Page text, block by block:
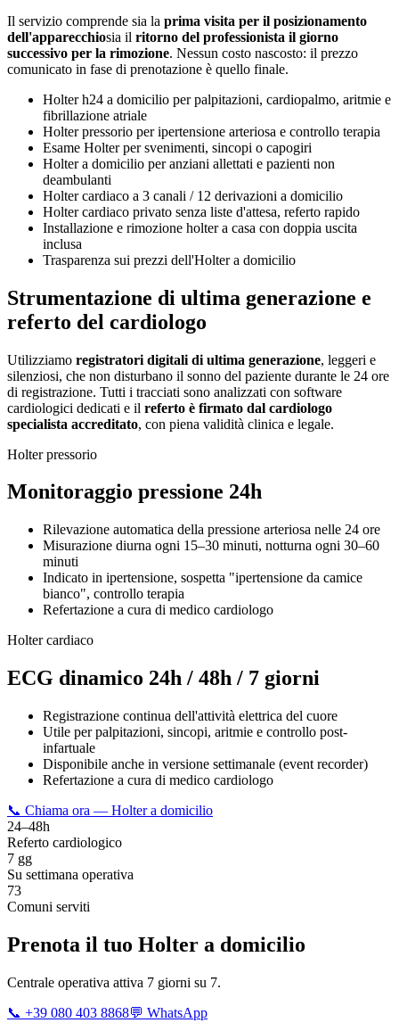
Il servizio comprende sia la prima visita per il posizionamento
dell'apparecchiosia il ritorno del professionista il giorno
successivo per la rimozione. Nessun costo nascosto: il prezzo
comunicato in fase di prenotazione è quello finale.
Holter h24 a domicilio per palpitazioni, cardiopalmo, aritmie e
fibrillazione atriale
Holter pressorio per ipertensione arteriosa e controllo terapia
Esame Holter per svenimenti, sincopi o capogiri
Holter a domicilio per anziani allettati e pazienti non
deambulanti
Holter cardiaco a 3 canali / 12 derivazioni a domicilio
Holter cardiaco privato senza liste d'attesa, referto rapido
Installazione e rimozione holter a casa con doppia uscita
inclusa
Trasparenza sui prezzi dell'Holter a domicilio
Strumentazione di ultima generazione e
referto del cardiologo
Utilizziamo registratori digitali di ultima generazione, leggeri e
silenziosi, che non disturbano il sonno del paziente durante le 24 ore
di registrazione. Tutti i tracciati sono analizzati con software
cardiologici dedicati e il referto è firmato dal cardiologo
specialista accreditato, con piena validità clinica e legale.
Holter pressorio
Monitoraggio pressione 24h
Rilevazione automatica della pressione arteriosa nelle 24 ore
Misurazione diurna ogni 15–30 minuti, notturna ogni 30–60
minuti
Indicato in ipertensione, sospetta "ipertensione da camice
bianco", controllo terapia
Refertazione a cura di medico cardiologo
Holter cardiaco
ECG dinamico 24h / 48h / 7 giorni
Registrazione continua dell'attività elettrica del cuore
Utile per palpitazioni, sincopi, aritmie e controllo post-
infartuale
Disponibile anche in versione settimanale (event recorder)
Refertazione a cura di medico cardiologo
📞 Chiama ora — Holter a domicilio
24–48h
Referto cardiologico
7 gg
Su settimana operativa
73
Comuni serviti
Prenota il tuo Holter a domicilio
Centrale operativa attiva 7 giorni su 7.
📞 +39 080 403 8868💬 WhatsApp